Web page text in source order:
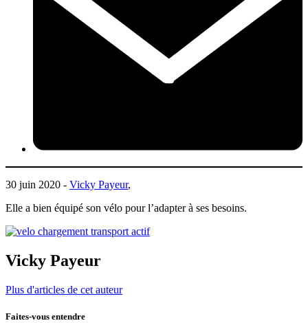
30 juin 2020 - Vicky Payeur,
Elle a bien équipé son vélo pour l’adapter à ses besoins.
Vicky Payeur
Plus d'articles de cet auteur
Faites-vous entendre